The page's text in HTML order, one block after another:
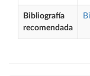
Bibliografía
recomendada